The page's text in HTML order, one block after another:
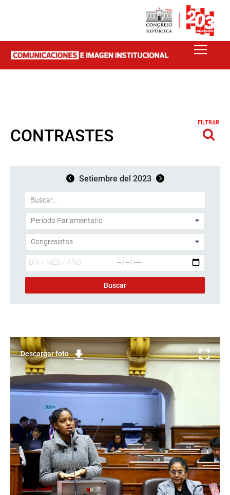
CONTRASTES
FILTRAR
Setiembre del 2023
Descargar foto